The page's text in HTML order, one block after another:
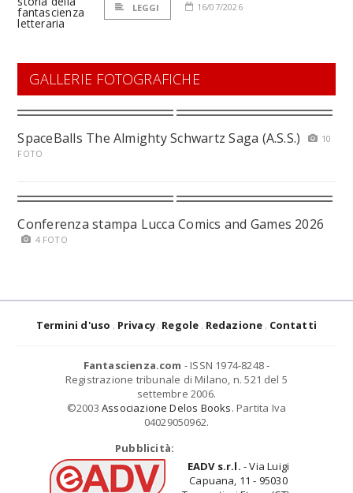
LEGGI 16/07/2026
GALLERIE FOTOGRAFICHE
SpaceBalls The Almighty Schwartz Saga (A.S.S.)
10
FOTO
Conferenza stampa Lucca Comics and Games 2026
4 FOTO
Termini d'uso Privacy Regole Redazione Contatti
Fantascienza.com - ISSN 1974-8248 -
Registrazione tribunale di Milano, n. 521 del 5
settembre 2006.
©2003 Associazione Delos Books. Partita Iva
04029050962.
Pubblicità:
EADV s.r.l. - Via Luigi
Capuana, 11 - 95030